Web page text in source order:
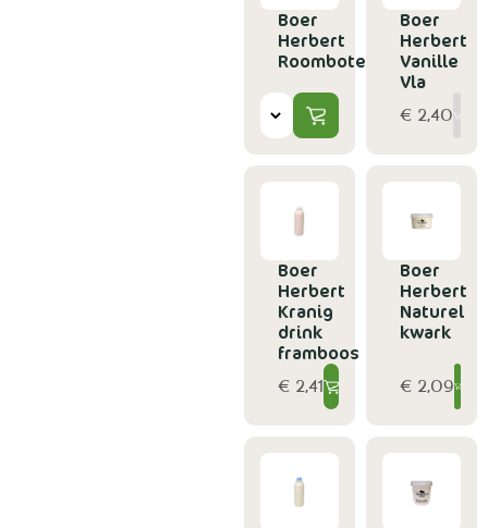
Boer
Herbert
Roomboter
Boer
Herbert
Vanille
Vla
€ 2,40
Boer
Herbert
Kranig
drink
framboos
€ 2,41
Boer
Herbert
Naturel
kwark
€ 2,09